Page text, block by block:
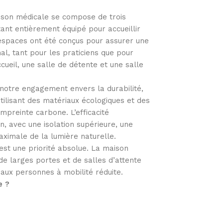
médicale se compose de trois
entièrement équipé pour accueillir
ont été conçus pour assurer une
tant pour les praticiens que pour
une salle de détente et une salle
engagement envers la durabilité,
des matériaux écologiques et des
carbone. L’efficacité
avec une isolation supérieure, une
de la lumière naturelle.
une priorité absolue. La maison
larges portes et de salles d’attente
personnes à mobilité réduite.
?